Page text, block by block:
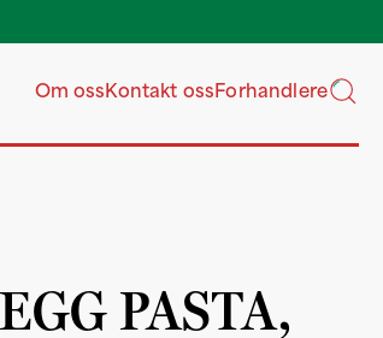
Om ossKontakt ossForhandlere
PASTA,